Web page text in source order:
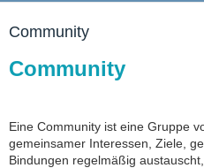
Community
Community
Eine Community ist eine Gruppe
gemeinsamer Interessen, Ziele,
Bindungen regelmäßig